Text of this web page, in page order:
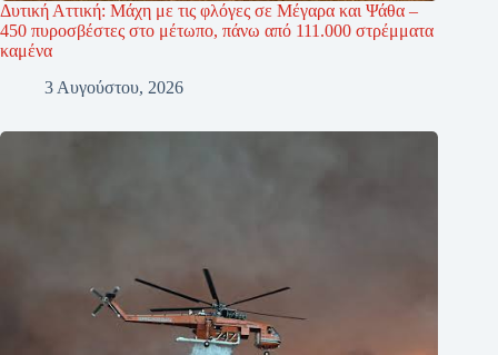
Δυτική Αττική: Μάχη με τις φλόγες σε Μέγαρα και Ψάθα –
450 πυροσβέστες στο μέτωπο, πάνω από 111.000 στρέμματα
καμένα
3 Αυγούστου, 2026